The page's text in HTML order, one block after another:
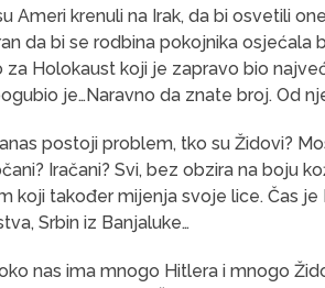
Ameri krenuli na Irak, da bi osvetili
da bi se rodbina pokojnika osjećala
za Holokaust koji je zapravo bio
je…Naravno da znate broj. Od
postoji problem, tko su Židovi?
Iračani? Svi, bez obzira na boju
koji također mijenja svoje lice. Čas je
Srbin iz Banjaluke…
nas ima mnogo Hitlera i mnogo